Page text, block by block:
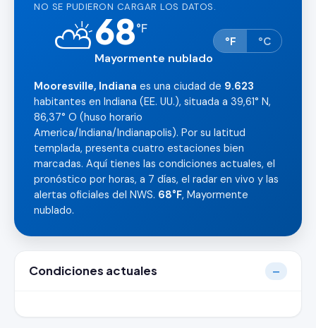
NO SE PUDIERON CARGAR LOS DATOS.
⛅68°F
Mayormente nublado
°F °C
Mooresville, Indiana es una ciudad de 9.623
habitantes en Indiana (EE. UU.), situada a 39,61° N,
86,37° O (huso horario
America/Indiana/Indianapolis). Por su latitud
templada, presenta cuatro estaciones bien
marcadas. Aquí tienes las condiciones actuales, el
pronóstico por horas, a 7 días, el radar en vivo y las
alertas oficiales del NWS. 68°F, Mayormente
nublado.
Condiciones actuales —